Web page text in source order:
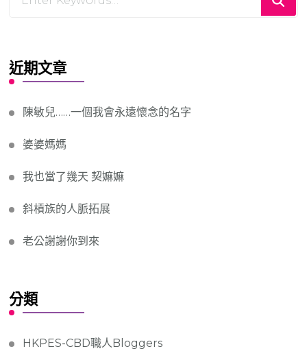
for
近期文章
陳敏兒……一個我會永遠懷念的名字
婆婆媽媽
我也當了幾天 契嫲嫲
斜槓族的人脈拓展
老公謝謝你到來
分類
HKPES-CBD職人Bloggers